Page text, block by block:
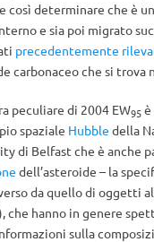
così determinare che è
e sia poi migrato
precedentemente
carbonaceo che si trova
peculiare di 2004 EW95è
spaziale Hubble della
di Belfast che è anche
dell’asteroide – la
da quello di oggetti
che hanno in genere
sulla